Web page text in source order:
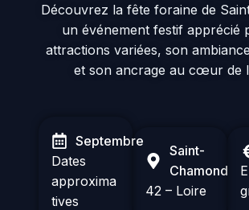
Découvrez la fête foraine de
un événement festif apprécié
attractions variées, son
et son ancrage au cœur de
Septembre
Dates
approxima
tives
Saint-
Chamond
42 – Loire